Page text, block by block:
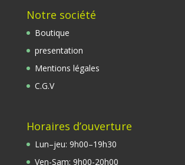
Notre société
Boutique
presentation
Mentions légales
C.G.V
Horaires d’ouverture
Lun–jeu: 9h00–19h30
Ven-Sam: 9h00-20h00